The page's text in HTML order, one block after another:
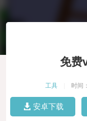
免费
工具 时间
安卓下载